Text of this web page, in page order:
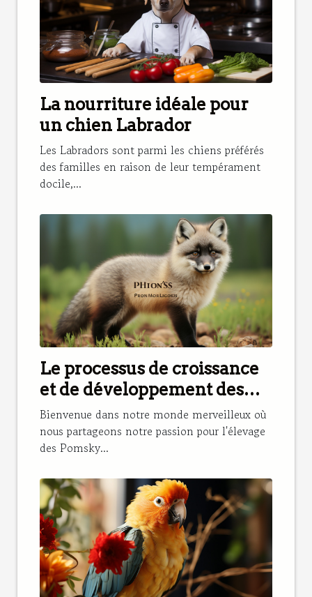
La nourriture idéale pour
un chien Labrador
Les Labradors sont parmi les chiens préférés
des familles en raison de leur tempérament
docile,...
Le processus de croissance
et de développement des
Pomsky dans notre élevage
Bienvenue dans notre monde merveilleux où
nous partageons notre passion pour l'élevage
des Pomsky...